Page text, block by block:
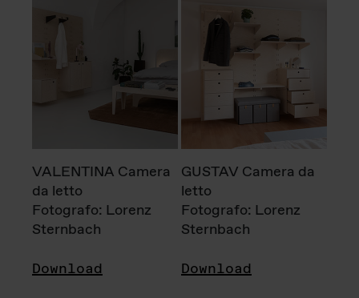
VALENTINA Camera
da letto
Fotografo: Lorenz
Sternbach
Download
GUSTAV Camera da
letto
Fotografo: Lorenz
Sternbach
Download